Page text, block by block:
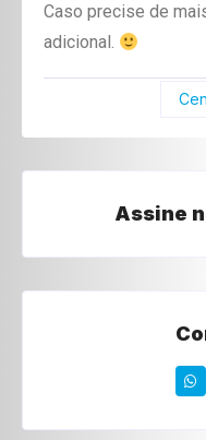
Caso precise de
adicional.
Assine